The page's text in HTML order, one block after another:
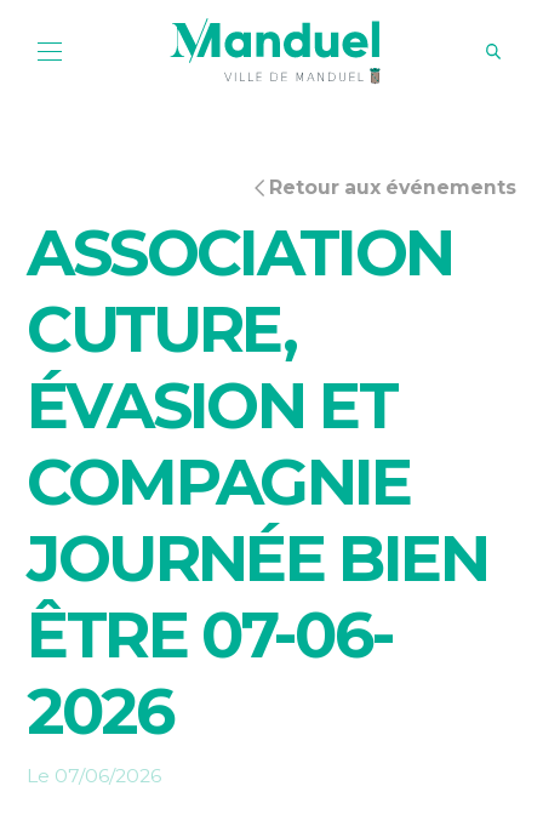
Retour aux événements
ASSOCIATION
CUTURE,
ÉVASION ET
COMPAGNIE
JOURNÉE BIEN
ÊTRE 07-06-
2026
Le 07/06/2026